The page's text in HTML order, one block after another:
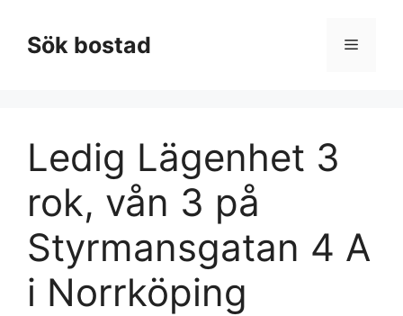
innehållSök bostad Meny
Ledig Lägenhet 3
rok, vån 3 på
Styrmansgatan 4 A
i Norrköping